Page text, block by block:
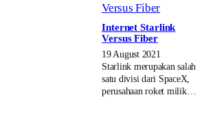
Internet Starlink
Versus Fiber
19 August 2021
Starlink merupakan salah
satu divisi dari SpaceX,
perusahaan roket milik…